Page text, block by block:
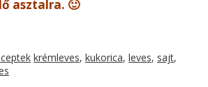
asztalra. 🙂
krémleves, kukorica, leves, sajt,